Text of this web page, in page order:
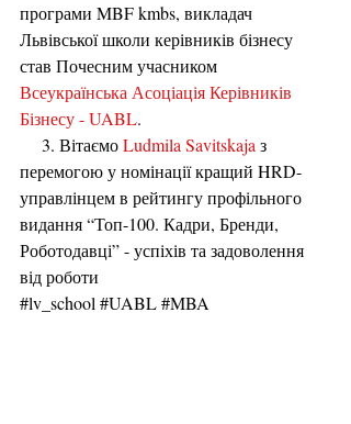
програми MBF kmbs, викладач
Львівської школи керівників бізнесу
став Почесним учасником
Всеукраїнська Асоціація Керівників
Бізнесу - UABL.
     3. Вітаємо
Ludmila Savitskajaз
перемогоюуномінації кращий HRD-
управлінцемв рейтингу профільного
видання “Топ-100. Кадри, Бренди,
Роботодавці” - успіхів та задоволення
від роботи
#lv_school#UABL#MBA